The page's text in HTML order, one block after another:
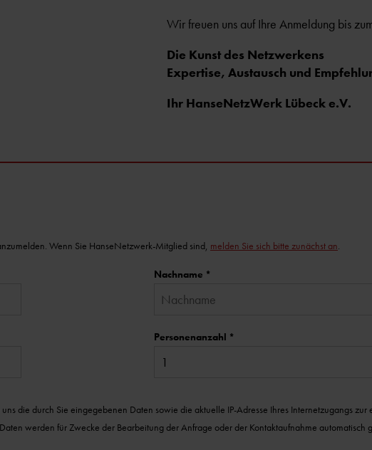
Wir freuen uns auf Ihre Anmeldung bis
Die Kunst des Netzwerkens
Expertise, Austausch und
Ihr HanseNetzWerk Lübeck e.V.
Wenn Sie HanseNetzwerk-Mitglied sind, melden Sie sich bitte zunächst an.
Nachname *
Personenanzahl *
die durch Sie eingegebenen Daten sowie die aktuelle IP-Adresse Ihres Internetzugangs
werden für Zwecke der Bearbeitung der Anfrage oder der Kontaktaufnahme automatisch